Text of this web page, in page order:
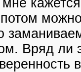
Вряд ли